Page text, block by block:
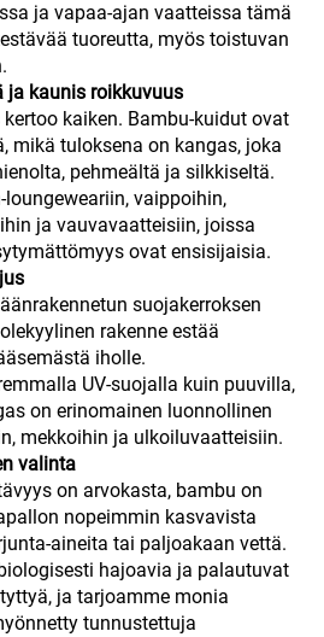
ja vapaa-ajan vaatteissa tämä
tuoreutta, myös toistuvan
ja kaunis roikkuvuus
kaiken. Bambu-kuidut ovat
mikä tuloksena on kangas, joka
pehmeältä ja silkkiseltä.
loungeweariin, vaippoihin,
ja vauvavaatteisiin, joissa
ovat ensisijaisia.
suojakerroksen
rakenne estää
iholle.
UV-suojalla kuin puuvilla,
on erinomainen luonnollinen
mekkoihin ja ulkoiluvaatteisiin.
valinta
on arvokasta, bambu on
nopeimmin kasvavista
aineita tai paljoakaan vettä.
hajoavia ja palautuvat
ja tarjoamme monia
tunnustettuja